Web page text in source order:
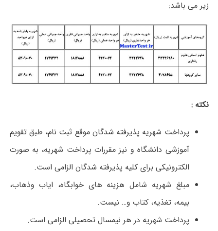
زیر می باشد:
نکته :
پرداخت شهریه پذیرفته شدگان موقع ثبت نام، طبق تقویم
آموزشی دانشگاه و نیز مقررات پرداخت شهریه، به صورت
الکترونیکی برای کلیه پذیرفته شدگان الزامی است.
مبلغ شهریه شامل هزینه های خوابگاه، ایاب وذهاب،
بیمه، تغذیه، کتاب و… نیست.
پرداخت شهریه در هر نیمسال تحصیلی الزامی است.